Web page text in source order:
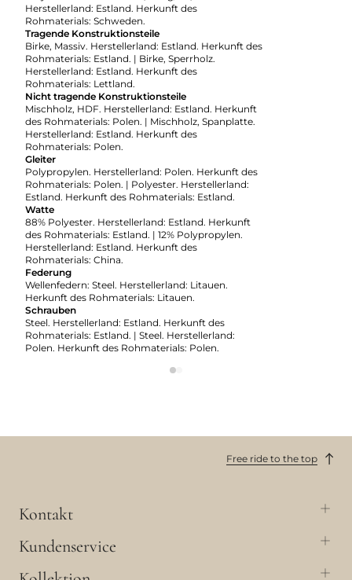
Herstellerland: Estland. Herkunft des
Rohmaterials: Schweden.
Tragende Konstruktionsteile
Birke, Massiv. Herstellerland: Estland. Herkunft des
Rohmaterials: Estland. | Birke, Sperrholz.
Herstellerland: Estland. Herkunft des
Rohmaterials: Lettland.
Nicht tragende Konstruktionsteile
Mischholz, HDF. Herstellerland: Estland. Herkunft
des Rohmaterials: Polen. | Mischholz, Spanplatte.
Herstellerland: Estland. Herkunft des
Rohmaterials: Polen.
Gleiter
Polypropylen. Herstellerland: Polen. Herkunft des
Rohmaterials: Polen. | Polyester. Herstellerland:
Estland. Herkunft des Rohmaterials: Estland.
Watte
88% Polyester. Herstellerland: Estland. Herkunft
des Rohmaterials: Estland. | 12% Polypropylen.
Herstellerland: Estland. Herkunft des
Rohmaterials: China.
Federung
Wellenfedern: Steel. Herstellerland: Litauen.
Herkunft des Rohmaterials: Litauen.
Schrauben
Steel. Herstellerland: Estland. Herkunft des
Rohmaterials: Estland. | Steel. Herstellerland:
Polen. Herkunft des Rohmaterials: Polen.
Free ride to the top
Kontakt
Kundenservice